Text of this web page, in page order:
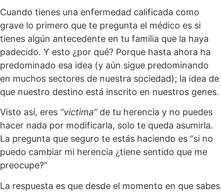
Cuando tienes una enfermedad calificada como
grave lo primero que te pregunta el médico es si
tienes algún antecedente en tu familia que la haya
padecido. Y esto ¿por qué? Porque hasta ahora ha
predominado esa idea (y aún sigue predominando
en muchos sectores de nuestra sociedad); la idea de
que nuestro destino está inscrito en nuestros genes.
Visto así, eres “victima”de tu herencia y no puedes
hacer nada por modificarla, solo te queda asumirla.
La pregunta que seguro te estás haciendo es “si no
puedo cambiar mi herencia ¿tiene sentido que me
preocupe?”
La respuesta es que desde el momento en que sabes